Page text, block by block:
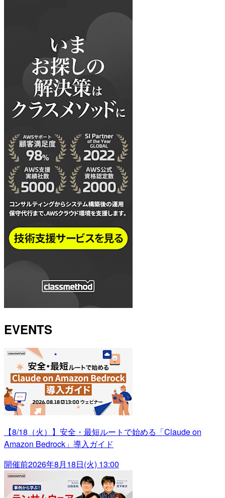
EVENTS
【8/18（火）】安全・最短ルートで始める「Claude on
Amazon Bedrock」導入ガイド
開催前2026年8月18日(火) 13:00